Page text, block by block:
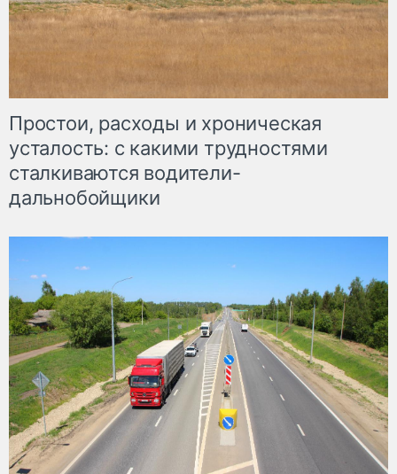
Простои, расходы и хроническая
усталость: с какими трудностями
сталкиваются водители-
дальнобойщики